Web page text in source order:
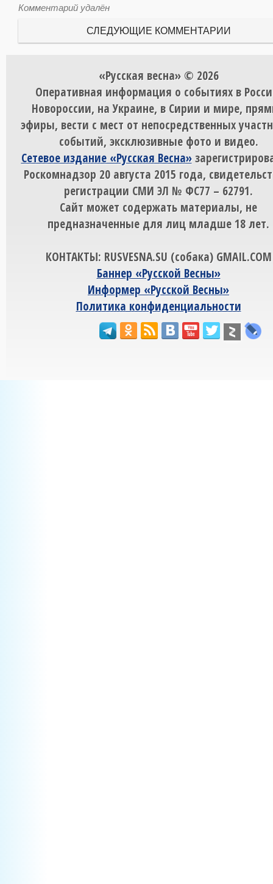
Комментарий удалён
СЛЕДУЮЩИЕ КОММЕНТАРИИ
«Русская весна» © 2026
Оперативная информация о событиях в
Новороссии, на Украине, в Сирии и мире,
эфиры, вести с мест от непосредственных
событий, эксклюзивные фото и видео.
Сетевое издание «Русская Весна»
Роскомнадзор 20 августа 2015 года,
регистрации СМИ ЭЛ № ФС77 – 62791.
Сайт может содержать материалы, не
предназначенные для лиц младше 18 лет.
КОНТАКТЫ: RUSVESNA.SU (собака) GMAIL.COM
Баннер «Русской Весны»
Информер «Русской Весны»
Политика конфиденциальности